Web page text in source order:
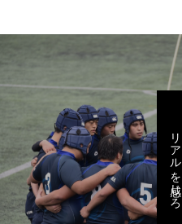
リアルを感じろ